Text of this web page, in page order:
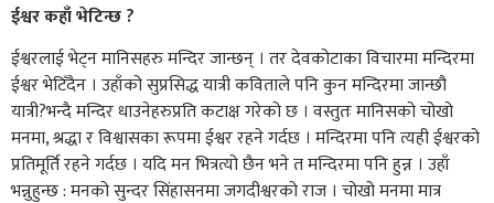
ईश्वर कहाँ भेटिन्छ ?
ईश्वरलाई भेट्न मानिसहरु मन्दिर जान्छन् । तर देवकोटाका विचारमा मन्दिरमा
ईश्वर भेटिँदैन । उहाँको सुप्रसिद्ध यात्री कविताले पनि कुन मन्दिरमा जान्छौ
यात्री?भन्दै मन्दिर धाउनेहरुप्रति कटाक्ष गरेको छ । वस्तुतः मानिसको चोखो
मनमा, श्रद्धा र विश्वासका रूपमा ईश्वर रहने गर्दछ । मन्दिरमा पनि त्यही ईश्वरको
प्रतिमूर्ति रहने गर्दछ । यदि मन भित्रत्यो छैन भने त मन्दिरमा पनि हुन्न । उहाँ
भन्नुहुन्छ : मनको सुन्दर सिंहासनमा जगदीश्वरको राज । चोखो मनमा मात्र